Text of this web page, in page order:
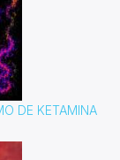
DE KETAMINA